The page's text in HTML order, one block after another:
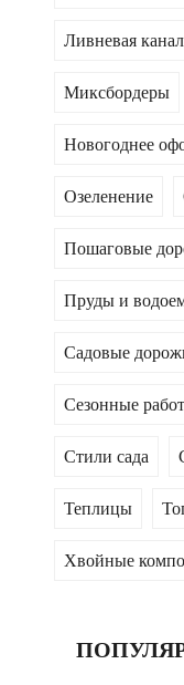
Ливневая
Миксбордеры
Новогоднее
Озеленение
Пошаговые
Пруды и
Садовые
Сезонные
Стили сада
Теплицы
Хвойные